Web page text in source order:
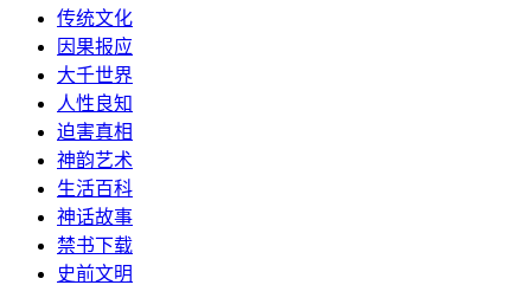
传统文化
因果报应
大千世界
人性良知
迫害真相
神韵艺术
生活百科
神话故事
禁书下载
史前文明